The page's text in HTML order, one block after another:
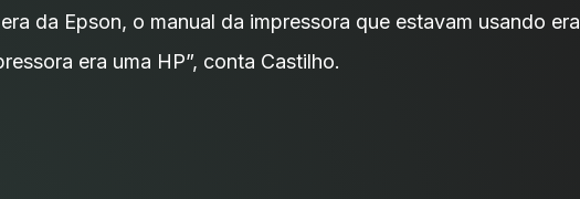
da Epson, o manual da impressora que estavam usando era
era uma HP”, conta Castilho.